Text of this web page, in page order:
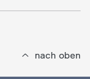
nach oben